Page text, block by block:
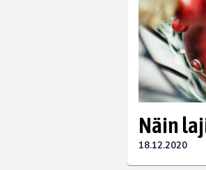
Näin
18.12.2020